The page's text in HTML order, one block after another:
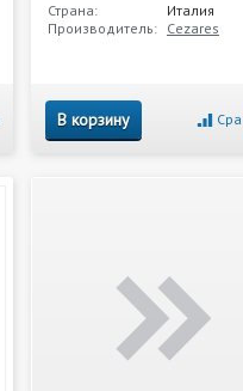
Страна:
Италия
Производитель: Cezares
В корзину